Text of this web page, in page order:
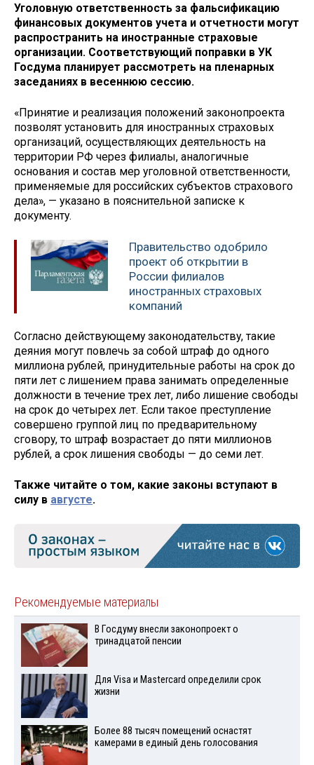
Уголовную ответственность за фальсификацию
финансовых документов учета и отчетности могут
распространить на иностранные страховые
организации. Соответствующий поправки в УК
Госдума планирует рассмотреть на пленарных
заседаниях в весеннюю сессию.
«Принятие и реализация положений законопроекта
позволят установить для иностранных страховых
организаций, осуществляющих деятельность на
территории РФ через филиалы, аналогичные
основания и состав мер уголовной ответственности,
применяемые для российских субъектов страхового
дела», — указано в пояснительной записке к
документу.
Правительство одобрило
проект об открытии в
России филиалов
иностранных страховых
компаний
Согласно действующему законодательству, такие
деяния могут повлечь за собой штраф до одного
миллиона рублей, принудительные работы на срок до
пяти лет с лишением права занимать определенные
должности в течение трех лет, либо лишение свободы
на срок до четырех лет. Если такое преступление
совершено группой лиц по предварительному
сговору, то штраф возрастает до пяти миллионов
рублей, а срок лишения свободы — до семи лет.
Также читайте о том, какие законы вступают в
силу в августе.
Рекомендуемые материалы
В Госдуму внесли законопроект о
тринадцатой пенсии
Для Visа и Mastercard определили срок
жизни
Более 88 тысяч помещений оснастят
камерами в единый день голосования